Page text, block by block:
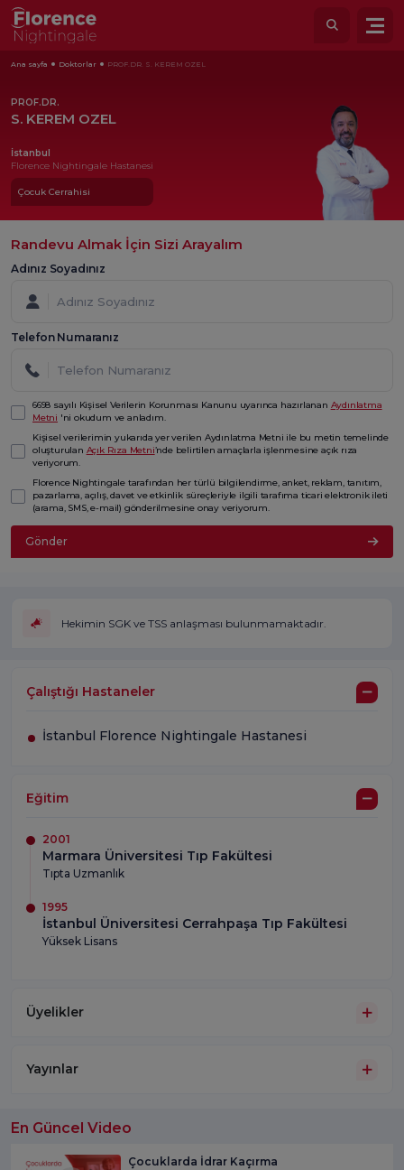
Ana sayfa Doktorlar PROF.DR. S. KEREM OZEL
PROF.DR.
S. KEREM OZEL
İstanbul
Florence Nightingale Hastanesi
Çocuk Cerrahisi
Randevu Almak İçin Sizi Arayalım
Adınız Soyadınız
Telefon Numaranız
6698 sayılı Kişisel Verilerin Korunması Kanunu uyarınca hazırlanan Aydınlatma
Metni 'ni okudum ve anladım.
Kişisel verilerimin yukarıda yer verilen Aydınlatma Metni ile bu metin temelinde
oluşturulan Açık Rıza Metni’nde belirtilen amaçlarla işlenmesine açık rıza
veriyorum.
Florence Nightingale tarafından her türlü bilgilendirme, anket, reklam, tanıtım,
pazarlama, açılış, davet ve etkinlik süreçleriyle ilgili tarafıma ticari elektronik ileti
(arama, SMS, e-mail) gönderilmesine onay veriyorum.
Gönder
Hekimin SGK ve TSS anlaşması bulunmamaktadır.
Çalıştığı Hastaneler
İstanbul Florence Nightingale Hastanesi
Eğitim
2001
Marmara Üniversitesi Tıp Fakültesi
Tıpta Uzmanlık
1995
İstanbul Üniversitesi Cerrahpaşa Tıp Fakültesi
Yüksek Lisans
Üyelikler
Yayınlar
En Güncel Video
Çocuklarda İdrar Kaçırma